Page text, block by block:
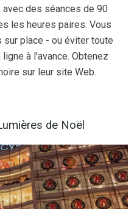
avec des séances de 90
les heures paires. Vous
place - ou éviter toute
à l'avance. Obtenez
sur leur site Web.
de Noël